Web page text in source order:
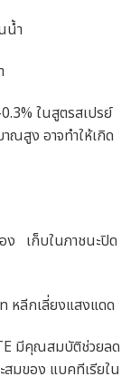
น้ำ
ในสูตรสเปรย์
ณสูง อาจทำให้เกิด
เก็บในภาชนะปิด
หลีกเลี่ยงแสงแดด
มีคุณสมบัติช่วยลด
มของ แบคทีเรียใน